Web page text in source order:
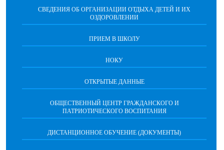
СВЕДЕНИЯ ОБ ОРГАНИЗАЦИИ ОТДЫХА ДЕТЕЙ И ИХ
ОЗДОРОВЛЕНИИ
ПРИЕМ В ШКОЛУ
НОКУ
ОТКРЫТЫЕ ДАННЫЕ
ОБЩЕСТВЕННЫЙ ЦЕНТР ГРАЖДАНСКОГО И
ПАТРИОТИЧЕСКОГО ВОСПИТАНИЯ
ДИСТАНЦИОННОЕ ОБУЧЕНИЕ (ДОКУМЕНТЫ)